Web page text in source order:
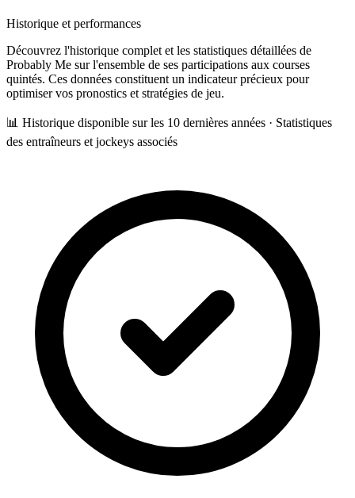
Historique et performances
Découvrez l'historique complet et les statistiques détaillées de
Probably Me sur l'ensemble de ses participations aux courses
quintés. Ces données constituent un indicateur précieux pour
optimiser vos pronostics et stratégies de jeu.
📊 Historique disponible sur les 10 dernières années · Statistiques
des entraîneurs et jockeys associés